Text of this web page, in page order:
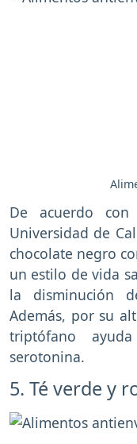
De acuerdo
Universidad de
chocolate negro
un estilo de vida
la disminución
Además, por su
triptófano
serotonina.
5. Té verde y